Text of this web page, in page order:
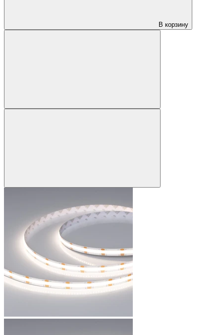
В корзину